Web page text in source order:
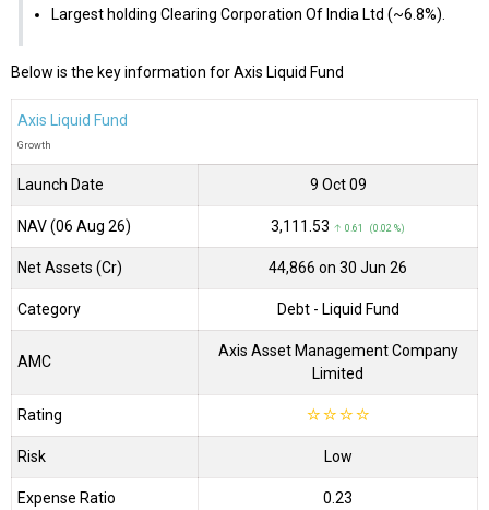
Largest holding Clearing Corporation Of India Ltd (~6.8%).
Below is the key information for Axis Liquid Fund
Axis Liquid Fund
Growth
Launch Date 9 Oct 09
NAV (06 Aug 26) ₹3,111.53 ↑ 0.61 (0.02 %)
Net Assets (Cr) ₹44,866 on 30 Jun 26
Category Debt - Liquid Fund
AMC
Axis Asset Management Company
Limited
Rating ☆☆☆☆
Risk Low
Expense Ratio 0.23